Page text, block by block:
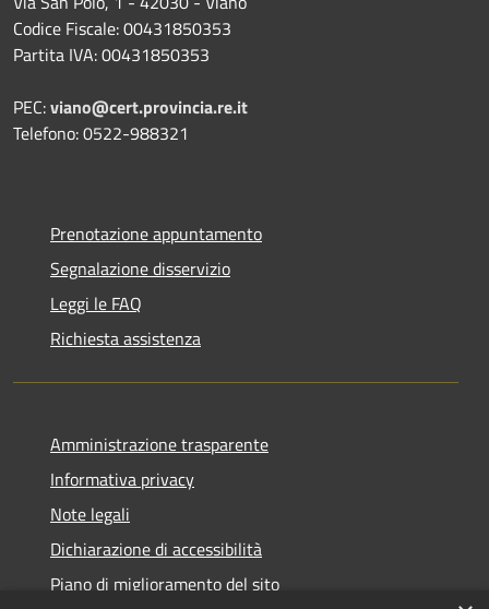
Codice Fiscale: 00431850353
Partita IVA: 00431850353
PEC:viano@cert.provincia.re.it
Telefono: 0522-988321
Prenotazione appuntamento
Segnalazione disservizio
Leggi le FAQ
Richiesta assistenza
Amministrazione trasparente
Informativa privacy
Note legali
Dichiarazione di accessibilità
Piano di miglioramento del sito